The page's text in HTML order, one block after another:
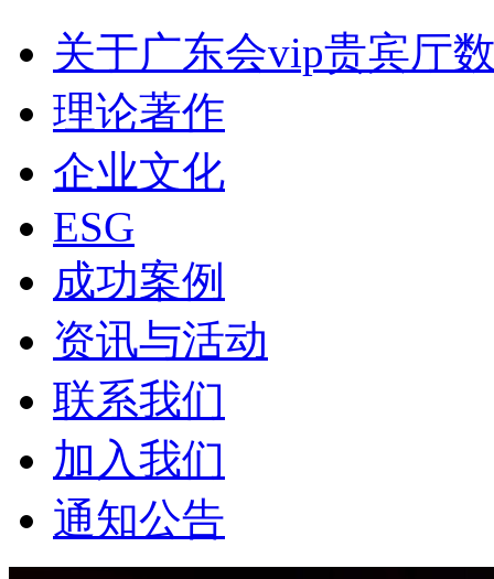
关于广东会vip贵宾厅
理论著作
企业文化
ESG
成功案例
资讯与活动
联系我们
加入我们
通知公告